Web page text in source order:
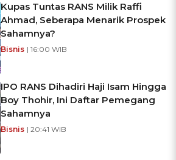
Kupas Tuntas RANS Milik Raffi
Ahmad, Seberapa Menarik Prospek
Sahamnya?
Bisnis | 16:00 WIB
IPO RANS Dihadiri Haji Isam Hingga
Boy Thohir, Ini Daftar Pemegang
Sahamnya
Bisnis | 20:41 WIB